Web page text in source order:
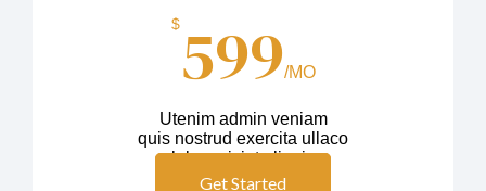
$599/MO
Utenim admin veniam
quis nostrud exercita ullaco
labos nisiut aliquip
Get Started